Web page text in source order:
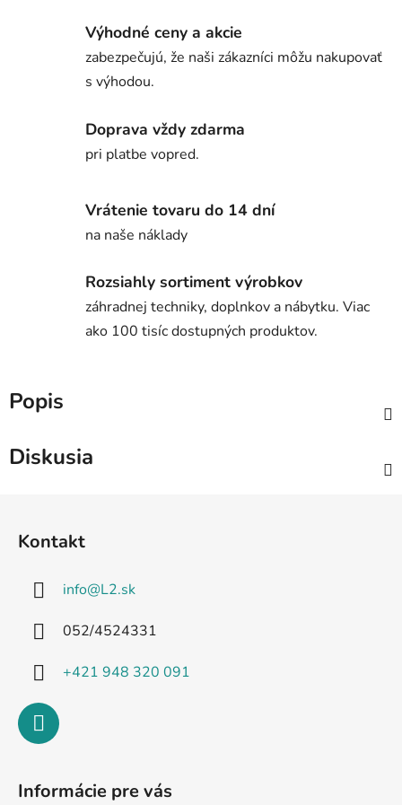
Výhodné ceny a akcie
zabezpečujú, že naši zákazníci môžu nakupovať
s výhodou.
Doprava vždy zdarma
pri platbe vopred.
Vrátenie tovaru do 14 dní
na naše náklady
Rozsiahly sortiment výrobkov
záhradnej techniky, doplnkov a nábytku. Viac
ako 100 tisíc dostupných produktov.
Popis
Diskusia
Kontakt
info@L2.sk
052/4524331
+421 948 320 091
Informácie pre vás